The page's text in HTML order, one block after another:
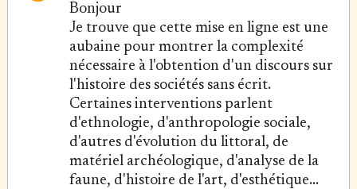
Bonjour
Je trouve que cette mise en ligne est une
aubaine pour montrer la complexité
nécessaire à l'obtention d'un discours sur
l'histoire des sociétés sans écrit.
Certaines interventions parlent
d'ethnologie, d'anthropologie sociale,
d'autres d'évolution du littoral, de
matériel archéologique, d'analyse de la
faune, d'histoire de l'art, d'esthétique...